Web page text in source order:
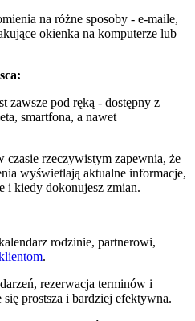
na różne sposoby - e-maile,
okienka na komputerze lub
zawsze pod ręką - dostępny z
smartfona, a nawet
czasie rzeczywistym zapewnia, że
wyświetlają aktualne informacje,
i kiedy dokonujesz zmian.
rodzinie, partnerowi,
.
rezerwacja terminów i
się prostsza i bardziej efektywna.